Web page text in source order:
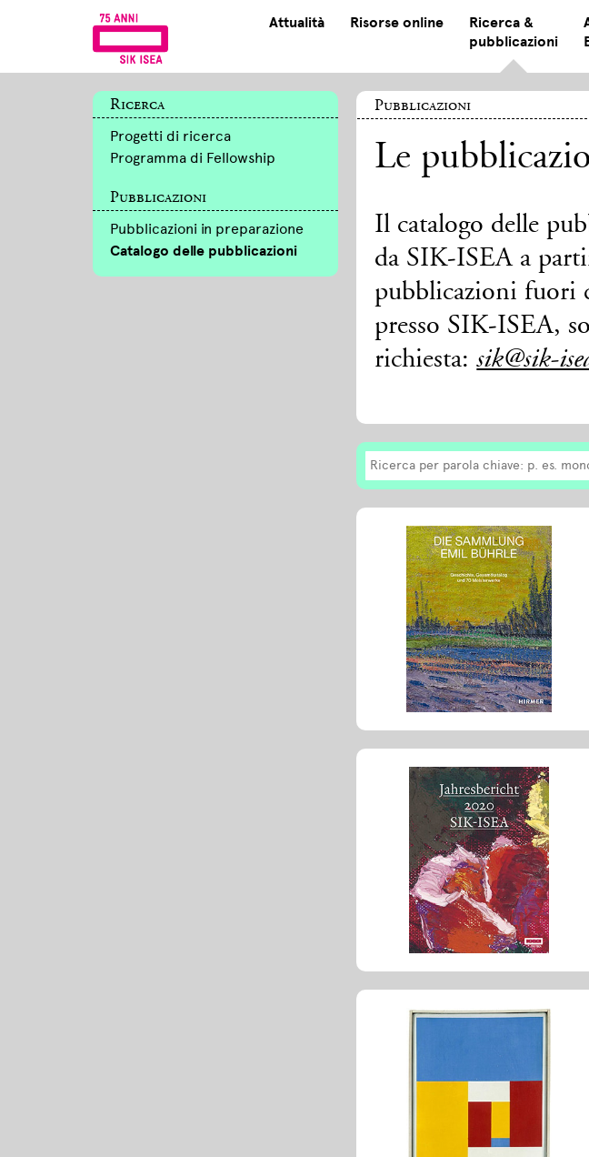
Attualità Risorse online
Ricerca &
pubblicazioni
Ricerca
Progetti di ricerca
Programma di Fellowship
Pubblicazioni
Pubblicazioni in preparazione
Catalogo delle pubblicazioni
Pubblicazioni
Le
Il catalogo delle
da SIK-ISEA a
pubblicazioni fuori
presso SIK-ISEA,
richiesta:sik@sik-